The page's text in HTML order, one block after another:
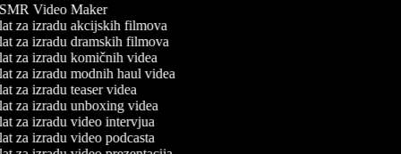
Video Maker
za izradu akcijskih filmova
za izradu dramskih filmova
za izradu komičnih videa
za izradu modnih haul videa
za izradu teaser videa
za izradu unboxing videa
za izradu video intervjua
za izradu video podcasta